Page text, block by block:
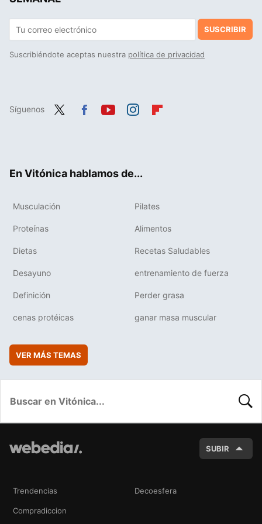
SUSCRIBIR
Suscribiéndote aceptas nuestra política de privacidad
Síguenos
En Vitónica hablamos de...
Musculación Pilates
Proteínas Alimentos
Dietas Recetas Saludables
Desayuno entrenamiento de fuerza
Definición Perder grasa
cenas protéicas ganar masa muscular
VER MÁS TEMAS
SUBIR
Trendencias Decoesfera
Compradiccion